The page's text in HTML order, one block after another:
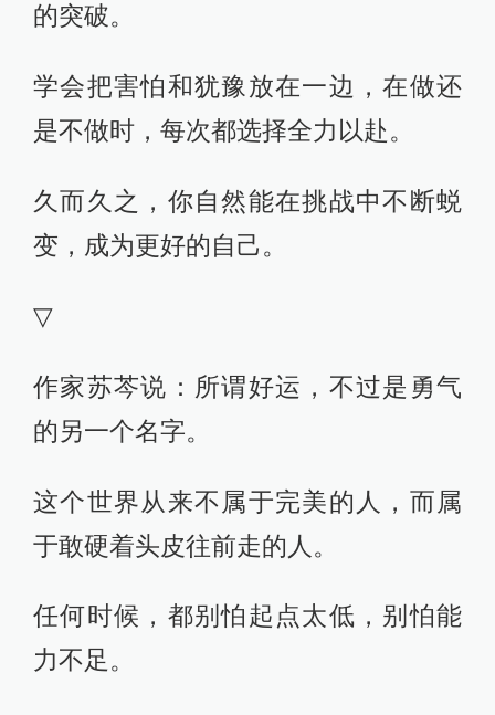
的突破。
学会把害怕和犹豫放在一边，在做还
是不做时，每次都选择全力以赴。
久而久之，你自然能在挑战中不断蜕
变，成为更好的自己。
▽
作家苏芩说：所谓好运，不过是勇气
的另一个名字。
这个世界从来不属于完美的人，而属
于敢硬着头皮往前走的人。
任何时候，都别怕起点太低，别怕能
力不足。